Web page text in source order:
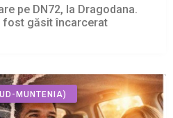
pe DN72, la Dragodana.
fost găsit încarcerat
MUNTENIA)